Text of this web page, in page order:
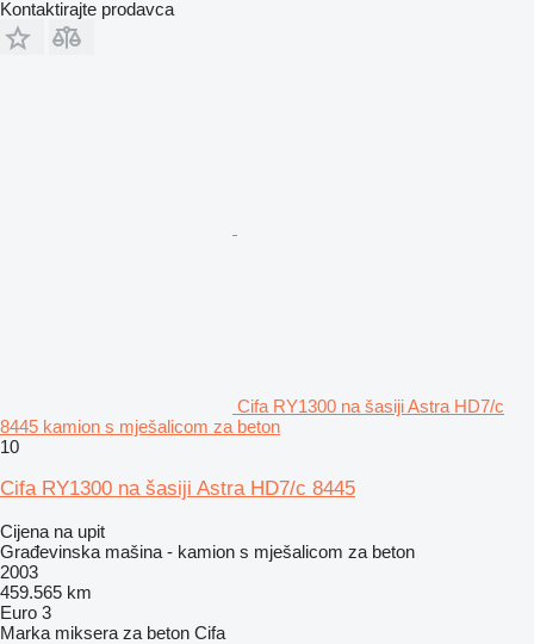
Kontaktirajte prodavca
Cifa RY1300 na šasiji Astra HD7/c
8445 kamion s mješalicom za beton
10
Cifa RY1300 na šasiji Astra HD7/c 8445
Cijena na upit
Građevinska mašina - kamion s mješalicom za beton
2003
459.565 km
Euro 3
Marka miksera za beton Cifa